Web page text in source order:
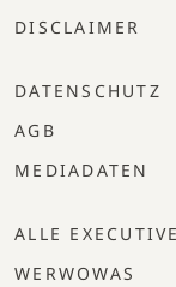
DISCLAIMER
DATENSCHUTZ
AGB
MEDIADATEN
ALLE
WERWOWAS